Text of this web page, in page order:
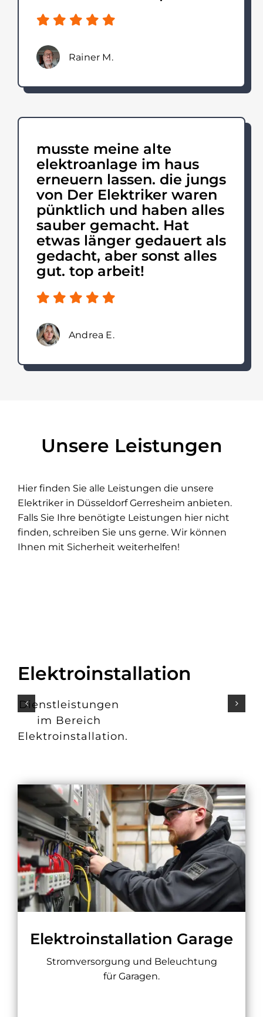
Rainer M.
musste meine alte
elektroanlage im haus
erneuern lassen. die jungs
von Der Elektriker waren
pünktlich und haben alles
sauber gemacht. Hat
etwas länger gedauert als
gedacht, aber sonst alles
gut. top arbeit!
Andrea E.
Unsere Leistungen
Hier finden Sie alle Leistungen die unsere
Elektriker in Düsseldorf Gerresheim anbieten.
Falls Sie Ihre benötigte Leistungen hier nicht
finden, schreiben Sie uns gerne. Wir können
Ihnen mit Sicherheit weiterhelfen!
Elektroinstallation
Dienstleistungen
im Bereich
Elektroinstallation.
Elektroinstallation Garage
Stromversorgung und Beleuchtung
für Garagen.